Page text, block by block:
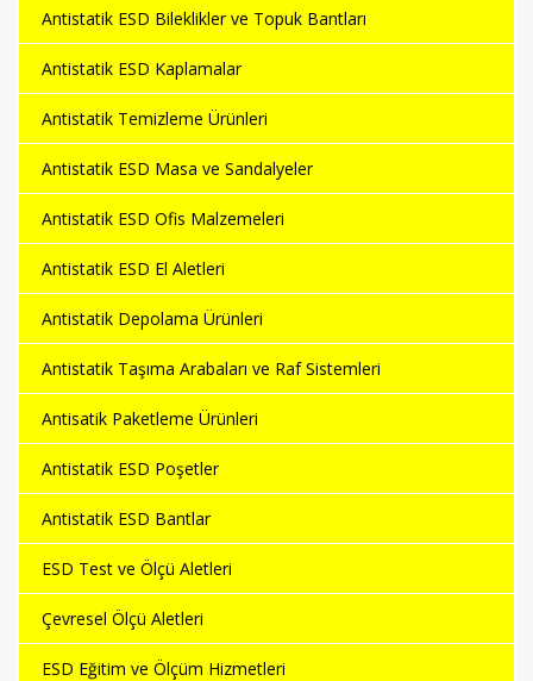
Antistatik ESD Bileklikler ve Topuk Bantları
Antistatik ESD Kaplamalar
Antistatik Temizleme Ürünleri
Antistatik ESD Masa ve Sandalyeler
Antistatik ESD Ofis Malzemeleri
Antistatik ESD El Aletleri
Antistatik Depolama Ürünleri
Antistatik Taşıma Arabaları ve Raf Sistemleri
Antisatik Paketleme Ürünleri
Antistatik ESD Poşetler
Antistatik ESD Bantlar
ESD Test ve Ölçü Aletleri
Çevresel Ölçü Aletleri
ESD Eğitim ve Ölçüm Hizmetleri